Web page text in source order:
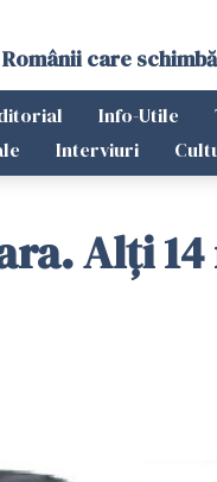
Românii care
Info-Utile
Interviuri
Alți